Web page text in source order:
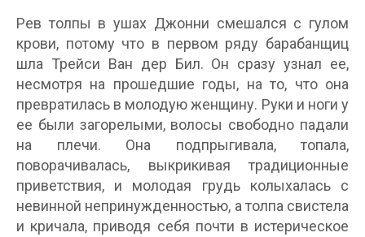
Рев толпы в ушах Джонни смешался с гулом
крови, потому что в первом ряду барабанщиц
шла Трейси Ван дер Бил. Он сразу узнал ее,
несмотря на прошедшие годы, на то, что она
превратилась в молодую женщину. Руки и ноги у
ее были загорелыми, волосы свободно падали
на плечи. Она подпрыгивала, топала,
поворачивалась, выкрикивая традиционные
приветствия, и молодая грудь колыхалась с
невинной непринужденностью, а толпа свистела
и кричала, приводя себя почти в истерическое